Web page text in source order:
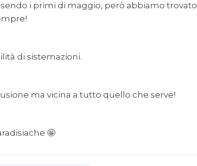
i primi di maggio, però abbiamo trovato
di sistemazioni.
ma vicina a tutto quello che serve!
🤩